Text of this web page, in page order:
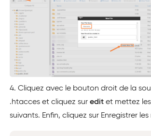
4. Cliquez avec le bouton droit de la
.htacces et cliquez sur edit et mettez
suivants. Enfin, cliquez sur Enregistrer